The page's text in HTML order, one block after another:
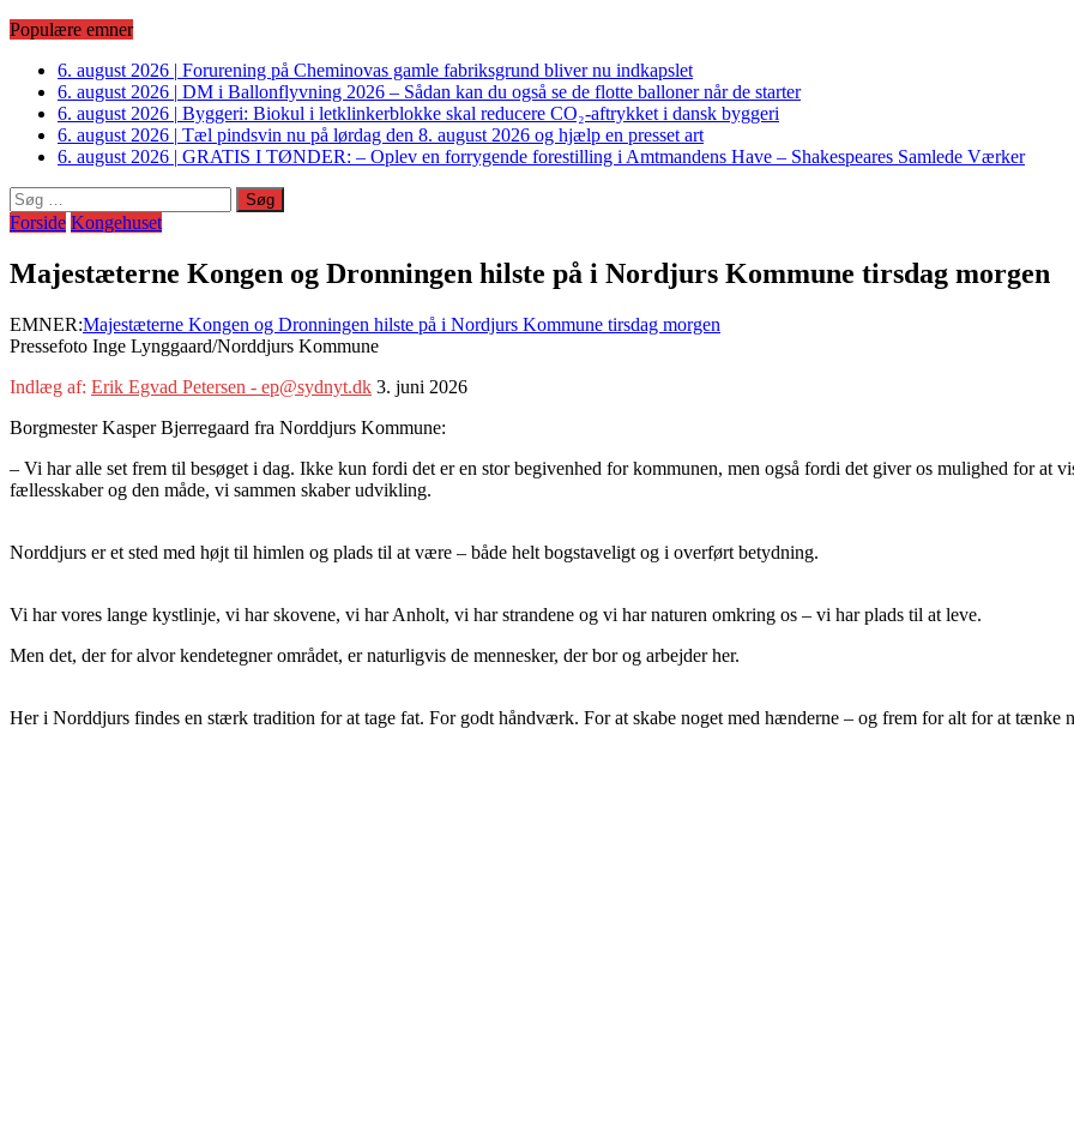
Populære emner
6. august 2026 | Forurening på Cheminovas gamle fabriksgrund bliver nu indkapslet
6. august 2026 | DM i Ballonflyvning 2026 – Sådan kan du også se de flotte balloner når de starter
6. august 2026 | Byggeri: Biokul i letklinkerblokke skal reducere CO₂-aftrykket i dansk byggeri
6. august 2026 | Tæl pindsvin nu på lørdag den 8. august 2026 og hjælp en presset art
6. august 2026 | GRATIS I TØNDER: – Oplev en forrygende forestilling i Amtmandens Have – Shakespeares Samlede Værker
Søg
efter:
Forside Kongehuset
Majestæterne Kongen og Dronningen hilste på i Nordjurs Kommune tirsdag morgen
EMNER:Majestæterne Kongen og Dronningen hilste på i Nordjurs Kommune tirsdag morgen
Pressefoto Inge Lynggaard/Norddjurs Kommune
Indlæg af: Erik Egvad Petersen - ep@sydnyt.dk 3. juni 2026
Borgmester Kasper Bjerregaard fra Norddjurs Kommune:
– Vi har alle set frem til besøget i dag. Ikke kun fordi det er en stor begivenhed for kommunen, men også fordi det giver os mulighed for at
fællesskaber og den måde, vi sammen skaber udvikling.
Norddjurs er et sted med højt til himlen og plads til at være – både helt bogstaveligt og i overført betydning.
Vi har vores lange kystlinje, vi har skovene, vi har Anholt, vi har strandene og vi har naturen omkring os – vi har plads til at leve.
Men det, der for alvor kendetegner området, er naturligvis de mennesker, der bor og arbejder her.
Her i Norddjurs findes en stærk tradition for at tage fat. For godt håndværk. For at skabe noget med hænderne – og frem for alt for at tænke